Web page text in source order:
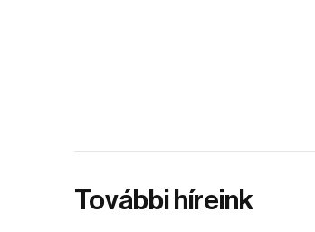
További híreink